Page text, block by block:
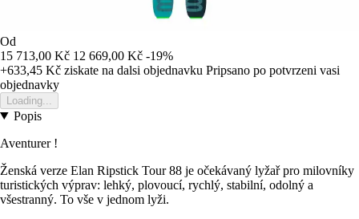
Od
15 713,00 Kč 12 669,00 Kč -19%
+633,45 Kč ziskate na dalsi objednavku Pripsano po potvrzeni vasi
objednavky
Loading...
Popis
Aventurer !
Ženská verze Elan Ripstick Tour 88 je očekávaný lyžař pro milovníky
turistických výprav: lehký, plovoucí, rychlý, stabilní, odolný a
všestranný. To vše v jednom lyži.